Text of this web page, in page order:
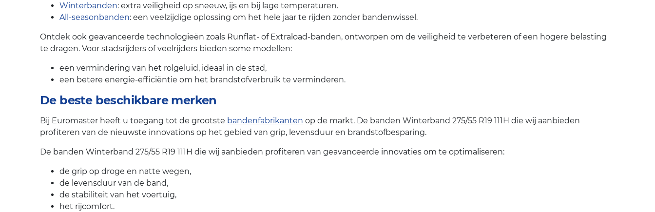
Winterbanden: extra veiligheid op sneeuw, ijs en bij lage temperaturen.
All-seasonbanden: een veelzijdige oplossing om het hele jaar te rijden zonder bandenwissel.
Ontdek ook geavanceerde technologieën zoals Runflat- of Extraload-banden, ontworpen om de veiligheid te verbeteren of een hogere belasting
te dragen. Voor stadsrijders of veelrijders bieden some modellen:
een vermindering van het rolgeluid, ideaal in de stad,
een betere energie-efficiëntie om het brandstofverbruik te verminderen.
De beste beschikbare merken
Bij Euromaster heeft u toegang tot de grootste bandenfabrikanten op de markt. De banden Winterband 275/55 R19 111H die wij aanbieden
profiteren van de nieuwste innovations op het gebied van grip, levensduur en brandstofbesparing.
De banden Winterband 275/55 R19 111H die wij aanbieden profiteren van geavanceerde innovaties om te optimaliseren:
de grip op droge en natte wegen,
de levensduur van de band,
de stabiliteit van het voertuig,
het rijcomfort.